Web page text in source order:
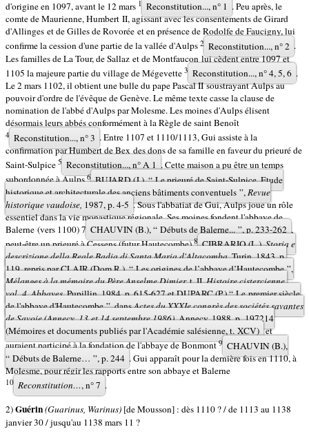
d'origine en 1097, avant le 12 mars 1 Reconstitution..., n° 1 . Peu après, le
comte de Maurienne, Humbert II, agissant avec les consentements de Girard
d'Allinges et de Gilles de Rovorée et en présence de Rodolfe de Faucigny, lui
confirme la cession d'une partie de la vallée d'Aulps 2 Reconstitution..., n° 2 .
Les familles de La Tour, de Sallaz et de Montfaucon lui cèdent entre 1097 et
1105 la majeure partie du village de Mégevette 3 Reconstitution..., n° 4, 5, 6 .
Le 2 mars 1102, il obtient une bulle du pape Pascal II soustrayant Aulps au
pouvoir d'ordre de l'évêque de Genève. Le même texte casse la clause de
nomination de l'abbé d'Aulps par Molesme. Les moines d'Aulps élisent
désormais leurs abbés conformément à la Règle de saint Benoît
4 Reconstitution..., n° 3 . Entre 1107 et 1110/1113, Gui assiste à la
confirmation par Humbert de Bex des dons de sa famille en faveur du prieuré de
Saint-Sulpice 5 Reconstitution..., n° A 1 . Cette maison a pu être un temps
subordonnée à Aulps 6 BUJARD (J.), “ Le prieuré de Saint-Sulpice. Etude
historique et architecturale des anciens bâtiments conventuels ”,Revue
historique vaudoise, 1987, p. 4-5 . Sous l'abbatiat de Gui, Aulps joue un rôle
essentiel dans la vie monastique régionale. Ses moines fondent l'abbaye de
Balerne (vers 1100)7 CHAUVIN (B.), “ Débuts de Balerne... ”, p. 233-262 ,
peut-être un prieuré à Cessens (futur Hautecombe) 8 CIBRARIO (L.),Storia e
descrizione della Reale Badia di Santa Maria d'Altacomba,Turin, 1843, p.
119, repris par CLAIR (Dom R.), “ Les origines de l’abbaye d’Hautecombe ”,
Mélanges à la mémoire du Père Anselme Dimier,t. II,Histoire cistercienne,
vol. 4,Abbayes, Pupillin, 1984, p. 615-627 et DUPARC (P.),“ Le premier siècle
de l'abbaye d'Hautecombe ”, dansActes du XXXIe congrès des sociétés savantes
de Savoie (Annecy, 13 et 14 septembre 1986),Annecy, 1988, p. 197­214
(Mémoires et documents publiés par l'Académie salésienne, t. XCV) et
auraient participé à la fondation de l'abbaye de Bonmont 9 CHAUVIN (B.),
“ Débuts de Balerne… ”, p. 244 . Gui apparaît pour la dernière fois en 1110, à
Molesme, pour régir les rapports entre son abbaye et Balerne
10 Reconstitution…, n° 7 .
2)Guérin(Guarinus, Warinus) [de Mousson] : dès 1110 ? / de 1113 au 1138
janvier 30 / jusqu'au 1138 mars 11 ?